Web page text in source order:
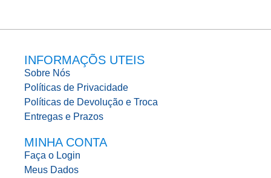
INFORMAÇÕS UTEIS
Sobre Nós
Políticas de Privacidade
Políticas de Devolução e Troca
Entregas e Prazos
MINHA CONTA
Faça o Login
Meus Dados